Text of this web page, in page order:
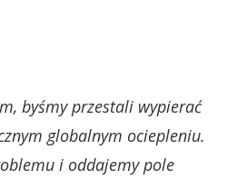
byśmy przestali wypierać
globalnym ociepleniu.
i oddajemy pole